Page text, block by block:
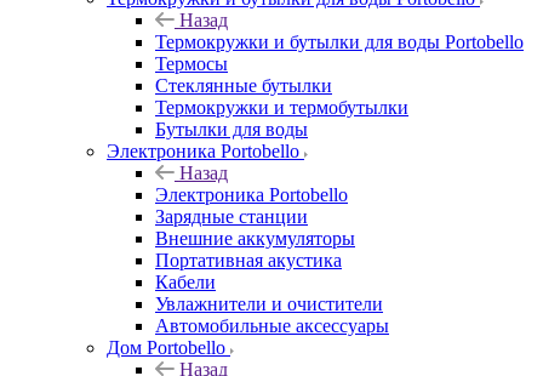
Назад
Термокружки и бутылки для воды Portobello
Термосы
Стеклянные бутылки
Термокружки и термобутылки
Бутылки для воды
Электроника Portobello
Назад
Электроника Portobello
Зарядные станции
Внешние аккумуляторы
Портативная акустика
Кабели
Увлажнители и очистители
Автомобильные аксессуары
Дом Portobello
Назад